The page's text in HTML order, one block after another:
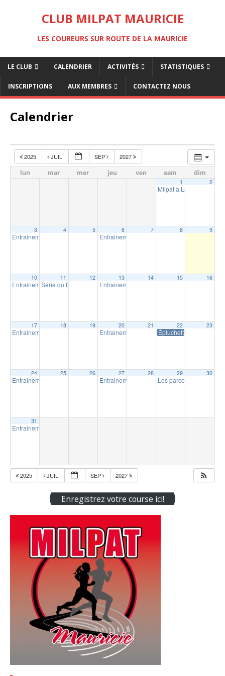
CLUB MILPAT MAURICIE
LES COUREURS SUR ROUTE DE LA MAURICIE
LE CLUB CALENDRIER ACTIVITÉS STATISTIQUES
INSCRIPTIONS AUX MEMBRES CONTACTEZ NOUS
Calendrier
2025 JUIL SEP 2027
lun mar mer jeu ven sam dim
1
Milpat à La Tuque
2
3
Entrainement extérieur à Shawinigan18:30
4 5 6
Entrainement extérieur à Shawinigan
7 8 9
10
Entrainement extérieur à Shawinigan18:30
11
Série du Diable – Saison 19 – Course # 4
12 13
Entrainement extérieur à Shawinigan
14 15 16
17
Entrainement extérieur à Shawinigan18:30
18 19 20
Entrainement extérieur à Shawinigan
21 22
Épluchette Milpat
23
24
Entrainement extérieur à Shawinigan18:30
25 26 27
Entrainement extérieur à Shawinigan
28 29
Les parcours Milpat de
30
31
Entrainement extérieur à Shawinigan
2025 JUIL SEP 2027
Enregistrez votre course ici!